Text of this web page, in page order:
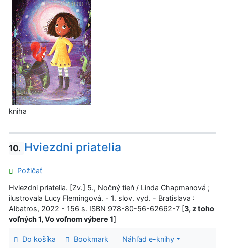
kniha
10. Hviezdni priatelia
Požičať
Hviezdni priatelia. [Zv.] 5., Nočný tieň / Linda Chapmanová ;
ilustrovala Lucy Flemingová. - 1. slov. vyd. - Bratislava :
Albatros, 2022 - 156 s. ISBN 978-80-56-62662-7 [3, z toho
voľných 1, Vo voľnom výbere 1]
Do košíka Bookmark
Náhľad e-knihy